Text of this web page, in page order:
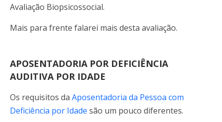
Avaliação Biopsicossocial.
Mais para frente falarei mais desta avaliação.
APOSENTADORIA POR DEFICIÊNCIA
AUDITIVA POR IDADE
Os requisitos da Aposentadoria da Pessoa com
Deficiência por Idade são um pouco diferentes.